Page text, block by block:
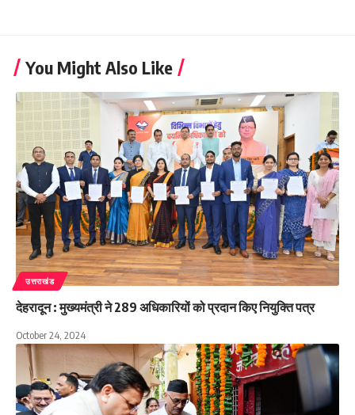
You Might Also Like
उत्तराखंड
देहरादून : मुख्यमंत्री ने 289 अधिकारियों को प्रदान किए नियुक्ति पत्र
October 24, 2024